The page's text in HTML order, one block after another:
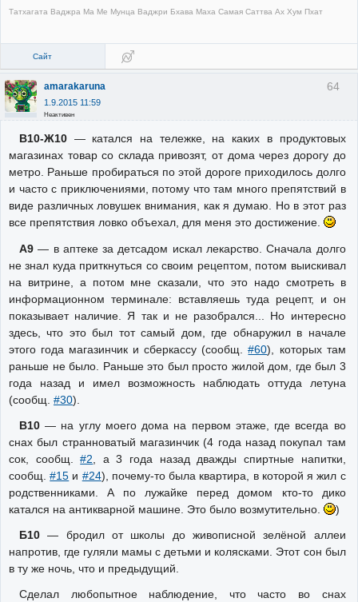
Татхагата Ваджра Ма Ме Мунца Ваджри Бхава Маха Самая Саттва Ах Хум Пхат
Сайт
64
amarakaruna
1.9.2015 11:59
Неактивен
В10-Ж10— катался на тележке, на каких в продуктовых
магазинах товар со склада привозят, от дома через дорогу до
метро. Раньше пробираться по этой дороге приходилось долго
и часто с приключениями, потому что там много препятствий в
виде различных ловушек внимания, как я думаю. Но в этот раз
все препятствия ловко объехал, для меня это достижение.
А9— в аптеке за детсадом искал лекарство. Сначала долго
не знал куда приткнуться со своим рецептом, потом выискивал
на витрине, а потом мне сказали, что это надо смотреть в
информационном терминале: вставляешь туда рецепт, и он
показывает наличие. Я так и не разобрался... Но интересно
здесь, что это был тот самый дом, где обнаружил в начале
этого года магазинчик и сберкассу (сообщ.#60), которых там
раньше не было. Раньше это был просто жилой дом, где был 3
года назад и имел возможность наблюдать оттуда летуна
(сообщ. #30).
В10— на углу моего дома на первом этаже, где всегда во
снах был странноватый магазинчик (4 года назад покупал там
сок, сообщ.#2 , а 3 года назад дважды спиртные напитки,
сообщ.#15 и #24), почему-то была квартира, в которой я жил с
родственниками. А по лужайке перед домом кто-то дико
катался на антикварной машине. Это было возмутительно.
)
Б10— бродил от школы до живописной зелёной аллеи
напротив, где гуляли мамы с детьми и колясками. Этот сон был
в ту же ночь, что и предыдущий.
Сделал любопытное наблюдение, что часто во снах